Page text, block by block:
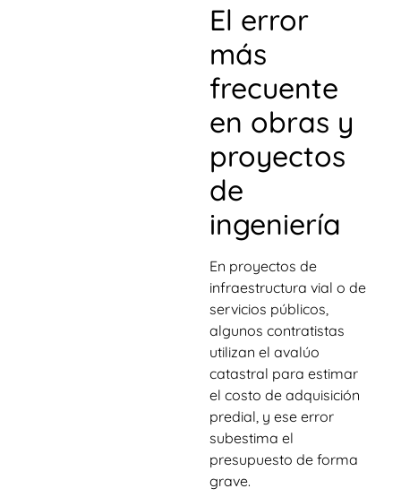
El error
más
frecuente
en obras y
proyectos
de
ingeniería
En proyectos de
infraestructura vial o de
servicios públicos,
algunos contratistas
utilizan el avalúo
catastral para estimar
el costo de adquisición
predial, y ese error
subestima el
presupuesto de forma
grave.